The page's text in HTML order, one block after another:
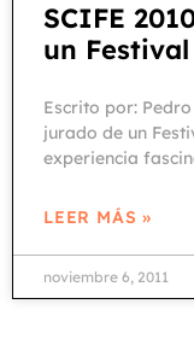
SCIFE
un
Escrito por:
jurado de un
experiencia
LEER MÁS »
noviembre 6, 2011